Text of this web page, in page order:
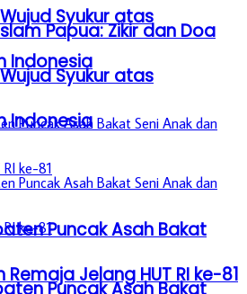
Syukur atas
Indonesia
Puncak Asah Bakat
Remaja Jelang HUT RI ke-81
Papua: Zikir dan Doa
Syukur atas
Indonesia
Puncak Asah Bakat